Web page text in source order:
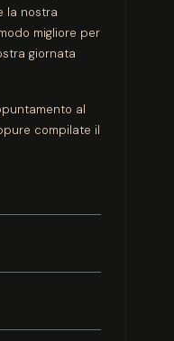
la nostra
migliore per
giornata
al
compilate il